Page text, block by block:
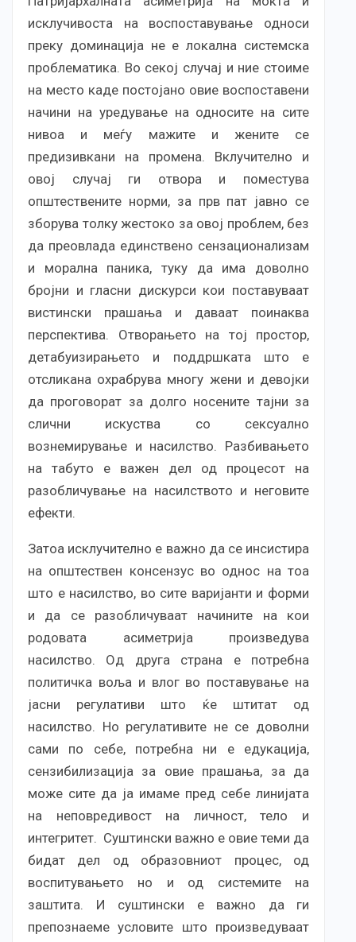
исклучивоста на воспоставување односи
преку доминација не е локална системска
проблематика. Во секој случај и ние стоиме
на место каде постојано овие воспоставени
начини на уредување на односите на сите
нивоа и меѓу мажите и жените се
предизивкани на промена. Вклучително и
овој случај ги отвора и поместува
општествените норми, за прв пат јавно се
зборува толку жестоко за овој проблем, без
да преовлада единствено сензационализам
и морална паника, туку да има доволно
бројни и гласни дискурси кои поставуваат
вистински прашања и даваат поинаква
перспектива. Отворањето на тој простор,
детабуизирањето и поддршката што е
отсликана охрабрува многу жени и девојки
да проговорат за долго носените тајни за
слични искуства со сексуално
вознемирување и насилство. Разбивањето
на табуто е важен дел од процесот на
разобличување на насилството и неговите
ефекти.
Затоа исклучително е важно да се инсистира
на општествен консензус во однос на тоа
што е насилство, во сите варијанти и форми
и да се разобличуваат начините на кои
родовата асиметрија произведува
насилство. Од друга страна е потребна
политичка воља и влог во поставување на
јасни регулативи што ќе штитат од
насилство. Но регулативите не се доволни
сами по себе, потребна ни е едукација,
сензибилизација за овие прашања, за да
може сите да ја имаме пред себе линијата
на неповредивост на личност, тело и
интегритет. Суштински важно е овие теми да
бидат дел од образовниот процес, од
воспитувањето но и од системите на
заштита. И суштински е важно да ги
препознаеме условите што произведуваат